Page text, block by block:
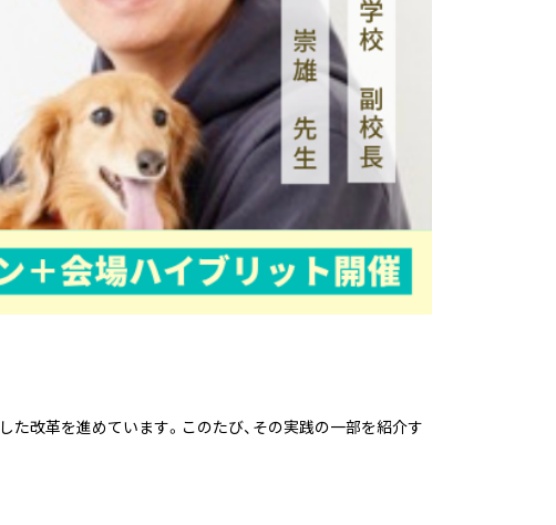
た改革を進めています。このたび、その実践の一部を紹介す